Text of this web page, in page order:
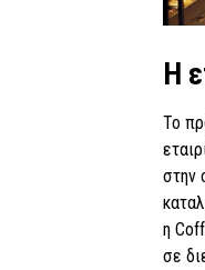
Η
Το
στην
η
σε